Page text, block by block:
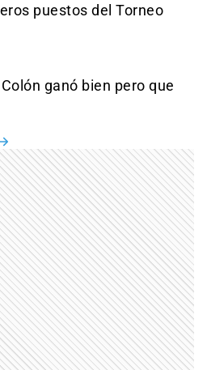
puestos del Torneo
ganó bien pero que